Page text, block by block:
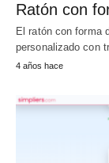
Ratón con
El ratón con forma
personalizado con
4 años hace